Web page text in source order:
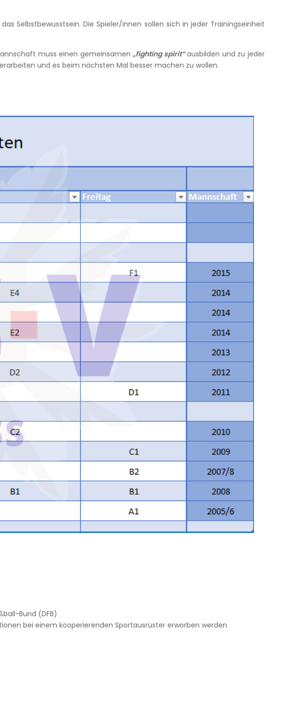
Selbstbewusstsein. Die Spieler/innen sollen sich in jeder Trainingseinheit
muss einen gemeinsamen„fighting spirit“ausbilden und zu jeder
und es beim nächsten Mal besser machen zu wollen.
Bund (DFB)
bei einem kooperierenden Sportausrüster erworben werden